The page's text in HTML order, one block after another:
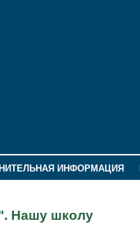
ИНФОРМАЦИЯ
Нашу школу